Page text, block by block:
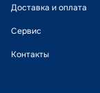
Доставка и оплата
Сервис
Контакты